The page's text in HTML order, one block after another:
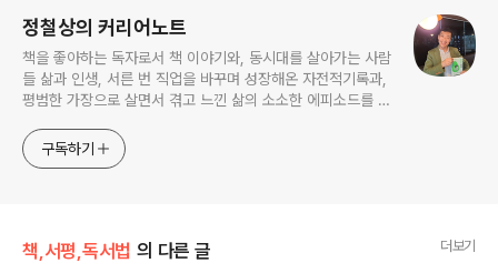
정철상의 커리어노트
책을 좋아하는 독자로서 책 이야기와, 동시대를 살아가는 사람
들 삶과 인생, 서른 번 직업을 바꾸며 성장해온 자전적기록과,
평범한 가장으로 살면서 겪고 느낀 삶의 소소한 에피소드를 전
고픈 커리어코치, 유튜브: 정교수의 인생수업
구독하기
책,서평,독서법 의 다른 글 더보기